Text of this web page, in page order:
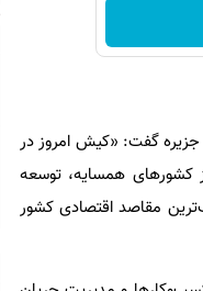
جزیره گفت: «کیش امروز در
کشورهای همسایه، توسعه
مقاصد اقتصادی کشور